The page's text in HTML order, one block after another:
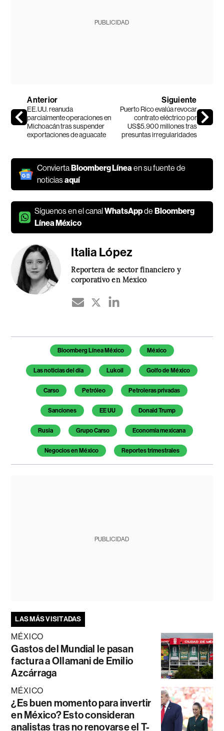
PUBLICIDAD
Anterior
EE.UU. reanuda
parcialmente operaciones en
Michoacán tras suspender
exportaciones de aguacate
Siguiente
Puerto Rico evalúa revocar
contrato eléctrico por
US$5.900 millones tras
presuntas irregularidades
ConviertaBloomberg Líneaen su fuente de
noticiasaquí
Síguenos en el canalWhatsAppdeBloomberg
Línea México
Italia López
Reportera de sector financiero y
corporativo en México
Temas de este artículo
Bloomberg Línea México México
Las noticias del día Lukoil Golfo de México
Carso Petróleo Petroleras privadas
Sanciones EE UU Donald Trump
Rusia Grupo Carso Economía mexicana
Negocios en México Reportes trimestrales
PUBLICIDAD
LAS MÁS VISITADAS
MÉXICO
Gastos del Mundial le pasan
factura a Ollamani de Emilio
Azcárraga
MÉXICO
¿Es buen momento para invertir
en México? Esto consideran
analistas tras no renovarse el T-